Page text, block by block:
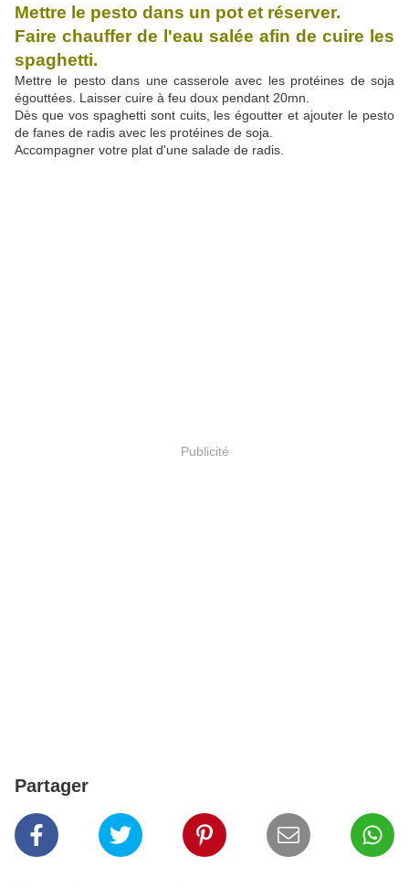
Mettre le pesto dans un pot et réserver.
Faire chauffer de l'eau salée afin de cuire les
spaghetti.
Mettre le pesto dans une casserole avec les protéines de soja
égouttées. Laisser cuire à feu doux pendant 20mn.
Dès que vos spaghetti sont cuits, les égoutter et ajouter le pesto
de fanes de radis avec les protéines de soja.
Accompagner votre plat d'une salade de radis.
Publicité
Partager